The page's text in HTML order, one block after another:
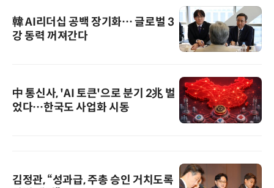
韓 AI리더십 공백 장기화… 글로벌 3
강 동력 꺼져간다
中 통신사, 'AI 토큰'으로 분기 2兆 벌
었다…한국도 사업화 시동
김정관, “성과급, 주총 승인 거치도록